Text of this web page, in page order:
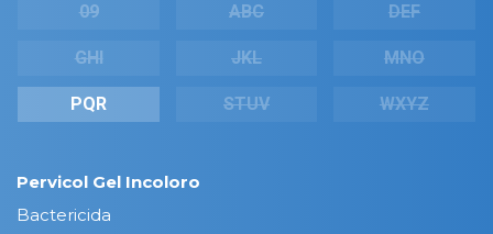
09 ABC DEF
GHI JKL MNO
PQR STUV WXYZ
Pervicol Gel Incoloro
Bactericida